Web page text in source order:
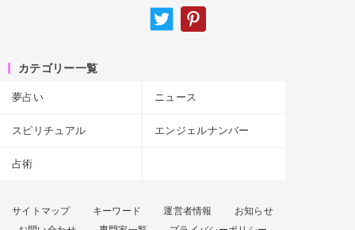
カテゴリー一覧
夢占い ニュース
スピリチュアル エンジェルナンバー
占術
サイトマップ キーワード 運営者情報
お知らせ